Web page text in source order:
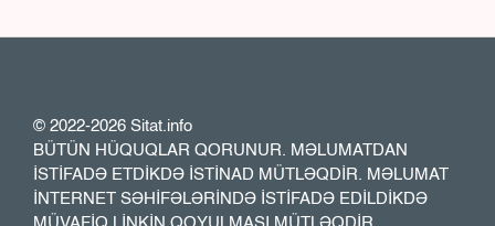
14:40 Ukraynada hərbi helikopterin qəzaya
uğraması nəticəsində bort texnik ölüb
© 2022-2026 Sitat.info
BÜTÜN HÜQUQLAR QORUNUR. MƏLUMATDAN
İSTİFADƏ ETDİKDƏ İSTİNAD MÜTLƏQDİR. MƏLUMAT
İNTERNET SƏHİFƏLƏRİNDƏ İSTİFADƏ EDİLDİKDƏ